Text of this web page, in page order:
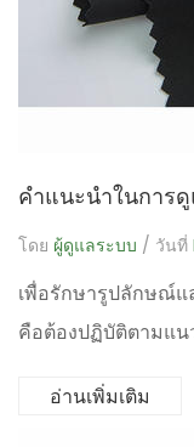
โดย ผู้ดูแลระบบ / วันที่
เพื่อรักษารูปลักษณ์
คือต้องปฏิบัติตามแน
อ่านเพิ่มเติม